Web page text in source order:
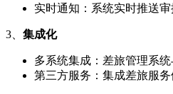
实时通知：系统实时推送
3、 集成化
多系统集成：差旅管理系
第三方服务：集成差旅服